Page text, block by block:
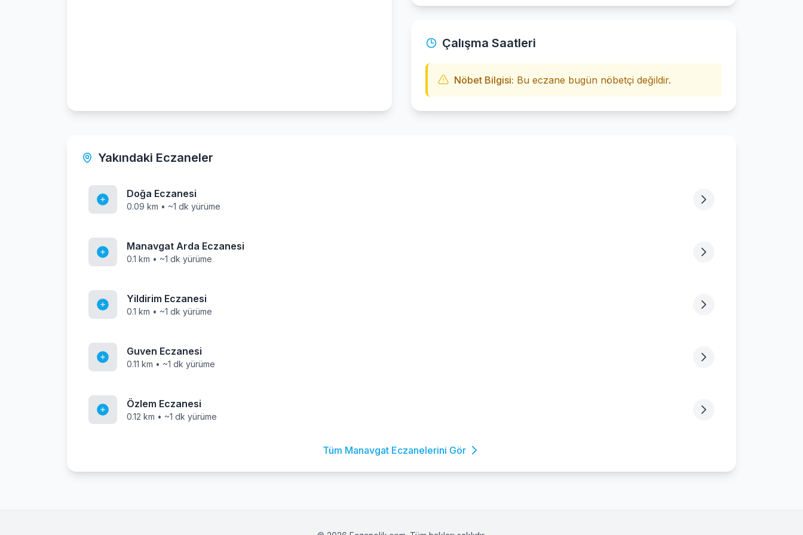
Çalışma Saatleri
Nöbet Bilgisi: Bu eczane bugün nöbetçi değildir.
Yakındaki Eczaneler
Doğa Eczanesi
0.09 km • ~1 dk yürüme
Manavgat Arda Eczanesi
0.1 km • ~1 dk yürüme
Yildirim Eczanesi
0.1 km • ~1 dk yürüme
Guven Eczanesi
0.11 km • ~1 dk yürüme
Özlem Eczanesi
0.12 km • ~1 dk yürüme
Tüm Manavgat Eczanelerini Gör